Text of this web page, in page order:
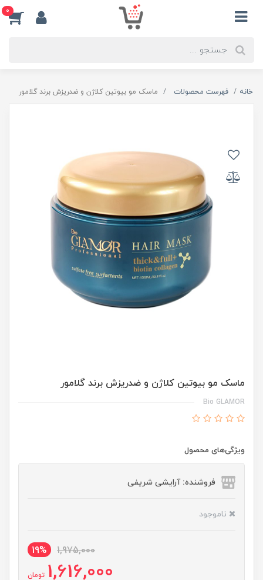
0
خانه فهرست محصولات ماسک مو بیوتین کلاژن و ضدریزش برند گلامور
ماسک مو بیوتین کلاژن و ضدریزش برند گلامور
Bio GLAMOR
ویژگی‌های محصول
فروشنده: آرایشی شریفی
ناموجود
1,975,000
19%
1,616,000 تومان